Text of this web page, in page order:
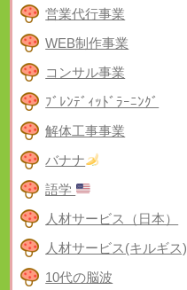
営業代行事業
WEB制作事業
コンサル事業
ﾌﾞﾚﾝﾃﾞｨｯﾄﾞﾗｰﾆﾝｸﾞ
解体工事事業
バナナ
語学
人材サービス（日本）
人材サービス(キルギス)
10代の脳波